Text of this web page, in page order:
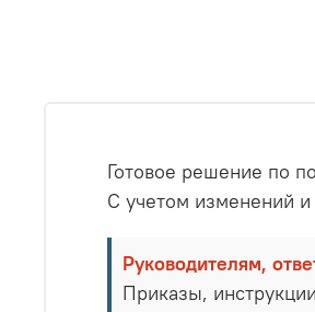
Готовое решение по
С учетом изменений
Руководителям,
Приказы,